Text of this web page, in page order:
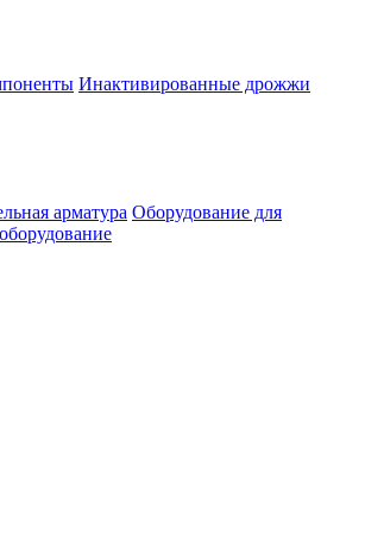
Инактивированные дрожжи
арматура Оборудование для